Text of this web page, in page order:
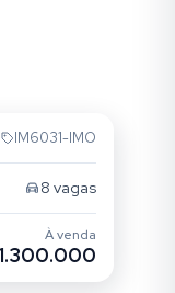
IM6031-IMO
8 vagas
À venda